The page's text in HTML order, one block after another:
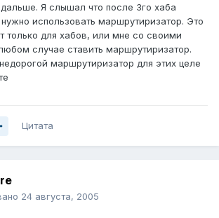
дальше. Я слышал что после 3го хаба
нужно использовать маршрутиризатор. Это
только для хабов, или мне со своими
случае ставить маршрутиризатор.
маршрутиризатор для этих целе
Цитата
24 августа, 2005